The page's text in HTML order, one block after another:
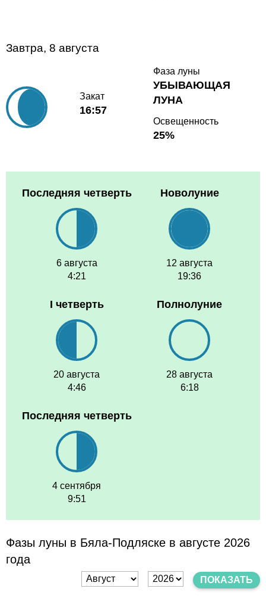
Завтра, 8 августа
Закат
16:57
Фаза луны
УБЫВАЮЩАЯ
ЛУНА
Освещенность
25%
Последняя четверть
6 августа
4:21
Новолуние
12 августа
19:36
I четверть
20 августа
4:46
Полнолуние
28 августа
6:18
Последняя четверть
4 сентября
9:51
Фазы луны в Бяла-Подляске в августе 2026
года
ПОКАЗАТЬ